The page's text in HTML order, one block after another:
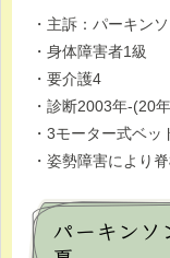
・主訴：パーキン
・身体障害者1級
・要介護4
・診断2003年-(20
・3モーター式ベ
・姿勢障害により
パーキン